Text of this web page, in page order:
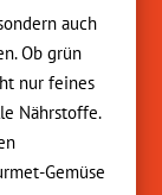
auch
Ob grün
nur feines
Nährstoffe.
Gemüse